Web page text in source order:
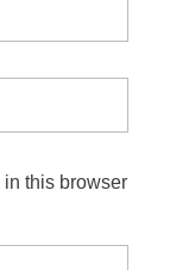
this browser